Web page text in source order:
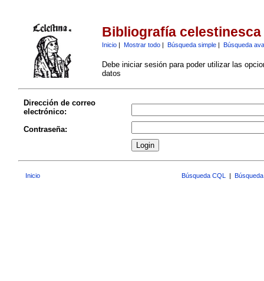
Bibliografía celestinesca
Inicio| Mostrar todo| Búsqueda simple| Búsqueda
Debe iniciar sesión para poder utilizar las
datos
Dirección de correo
electrónico:
Contraseña:
Inicio Búsqueda CQL |